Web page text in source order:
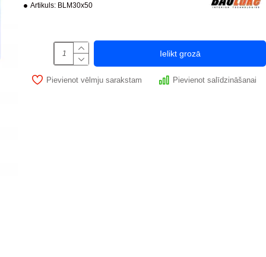
Artikuls: BLM30x50
Ielikt grozā
Pievienot vēlmju sarakstam Pievienot salīdzināšanai